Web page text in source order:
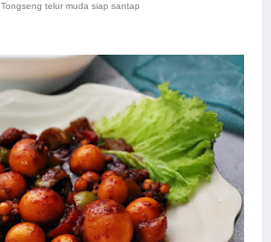
Tongseng telur muda siap santap